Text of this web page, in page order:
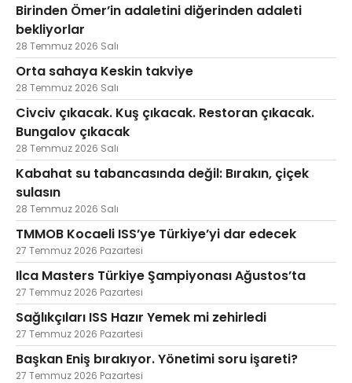
Birinden Ömer’in adaletini diğerinden adaleti
bekliyorlar
28 Temmuz 2026 Salı
Orta sahaya Keskin takviye
28 Temmuz 2026 Salı
Civciv çıkacak. Kuş çıkacak. Restoran çıkacak.
Bungalov çıkacak
28 Temmuz 2026 Salı
Kabahat su tabancasında değil: Bırakın, çiçek
sulasın
28 Temmuz 2026 Salı
TMMOB Kocaeli ISS’ye Türkiye’yi dar edecek
27 Temmuz 2026 Pazartesi
Ilca Masters Türkiye Şampiyonası Ağustos’ta
27 Temmuz 2026 Pazartesi
Sağlıkçıları ISS Hazır Yemek mi zehirledi
27 Temmuz 2026 Pazartesi
Başkan Eniş bırakıyor. Yönetimi soru işareti?
27 Temmuz 2026 Pazartesi